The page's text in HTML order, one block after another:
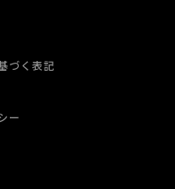
づく表記
ー